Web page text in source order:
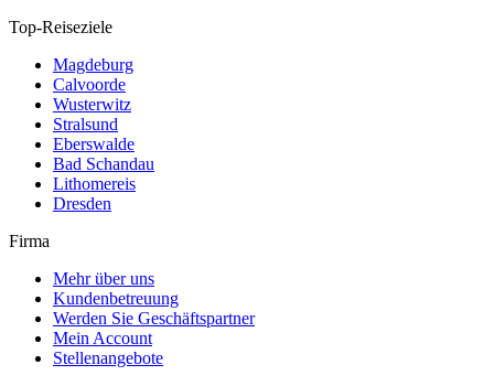
Top-Reiseziele
Magdeburg
Calvoorde
Wusterwitz
Stralsund
Eberswalde
Bad Schandau
Lithomereis
Dresden
Firma
Mehr über uns
Kundenbetreuung
Werden Sie Geschäftspartner
Mein Account
Stellenangebote